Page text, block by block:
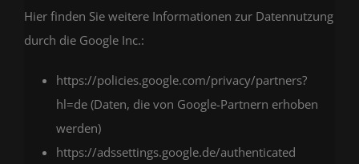
Hier finden Sie weitere Informationen zur Datennutzung
durch die Google Inc.:
https://policies.google.com/privacy/partners?
hl=de (Daten, die von Google-Partnern erhoben
werden)
https://adssettings.google.de/authenticated